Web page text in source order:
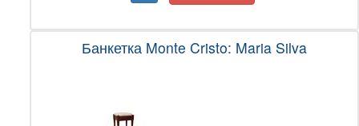
Банкетка Monte Cristo: Maria Silva